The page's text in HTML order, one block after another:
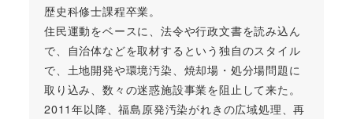
歴史科修士課程卒業。
住民運動をベースに、法令や行政文書を読み込ん
で、自治体などを取材するという独自のスタイル
で、土地開発や環境汚染、焼却場・処分場問題に
取り込み、数々の迷惑施設事業を阻止して来た。
2011年以降、福島原発汚染がれきの広域処理、再